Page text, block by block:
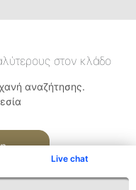
Live chat
στον κλάδο
αναζήτησης.